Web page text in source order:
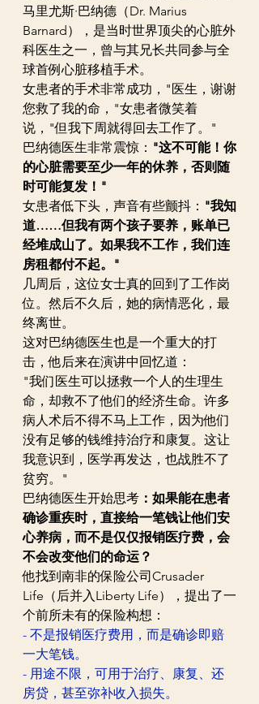
马里尤斯·巴纳德（Dr. Marius
Barnard），是当时世界顶尖的心脏外
科医生之一，曾与其兄长共同参与全
球首例心脏移植手术。
女患者的手术非常成功，"医生，谢谢
您救了我的命，"女患者微笑着
说，"但我下周就得回去工作了。"
巴纳德医生非常震惊： "这不可能！你
的心脏需要至少一年的休养，否则随
时可能复发！"
女患者低下头，声音有些颤抖： "我知
道……但我有两个孩子要养，账单已
经堆成山了。如果我不工作，我们连
房租都付不起。"
几周后，这位女士真的回到了工作岗
位。然后不久后，她的病情恶化，最
终离世。
这对巴纳德医生也是一个重大的打
击，他后来在演讲中回忆道：
"我们医生可以拯救一个人的生理生
命，却救不了他们的经济生命。许多
病人术后不得不马上工作，因为他们
没有足够的钱维持治疗和康复。这让
我意识到，医学再发达，也战胜不了
贫穷。"
巴纳德医生开始思考 ：如果能在患者
确诊重疾时，直接给一笔钱让他们安
心养病，而不是仅仅报销医疗费，会
不会改变他们的命运？
他找到南非的保险公司Crusader
Life（后并入Liberty Life），提出了一
个前所未有的保险构想：
- 不是报销医疗费用，而是确诊即赔
一大笔钱。
- 用途不限，可用于治疗、康复、还
房贷，甚至弥补收入损失。